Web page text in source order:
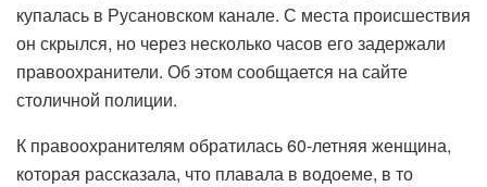
купалась в Русановском канале. С места происшествия
он скрылся, но через несколько часов его задержали
правоохранители. Об этом сообщается на сайте
столичной полиции.
К правоохранителям обратилась 60-летняя женщина,
которая рассказала, что плавала в водоеме, в то